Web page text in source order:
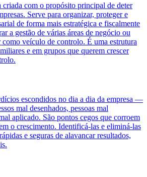
criada com o propósito principal de deter
Serve para organizar, proteger e
de forma mais estratégica e fiscalmente
a gestão de várias áreas de negócio ou
veículo de controlo. É uma estrutura
e em grupos que querem crescer
escondidos no dia a dia da empresa —
mal desenhados, pessoas mal
aplicado. São pontos cegos que corroem
o crescimento. Identificá-las e eliminá-las
e seguras de alavancar resultados,